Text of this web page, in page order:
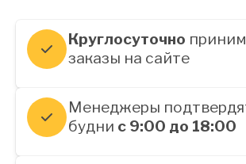
Круглосуточно
заказы на сайте
Менеджеры
будни с 9:00 до 18:00